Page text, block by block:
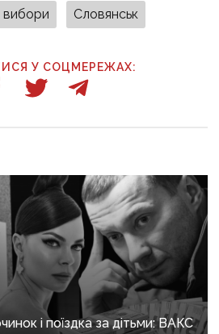
вибори Словянськ
У СОЦМЕРЕЖАХ:
і поїздка за дітьми: ВАКС